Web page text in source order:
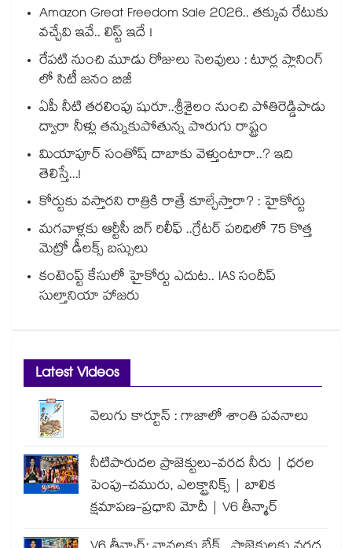
Amazon Great Freedom Sale 2026.. తక్కువ రేటుకు
వచ్చేవి ఇవే.. లిస్ట్ ఇదే !
రేపటి నుంచి మూడు రోజులు సెలవులు : టూర్ల ప్లానింగ్
లో సిటీ జనం బిజీ
ఏపీ నీటి తరలింపు షురూ..శ్రీశైలం నుంచి పోతిరెడ్డిపాడు
ద్వారా నీళ్లు తన్నుకుపోతున్న పొరుగు రాష్ట్రం
మియాపూర్ సంతోష్ దాబాకు వెళ్తుంటారా..? ఇది
తెలిస్తే...!
కోర్టుకు వస్తారని రాత్రికి రాత్రే కూల్చేస్తారా? : హైకోర్టు
మగవాళ్లకు ఆర్టీసీ బిగ్ రిలీఫ్ ..గ్రేటర్ పరిధిలో 75 కొత్త
మెట్రో డీలక్స్ బస్సులు
కంటెంప్ట్ కేసులో హైకోర్టు ఎదుట.. IAS సందీప్
సుల్తానియా హాజరు
Latest Videos
వెలుగు కార్టూన్ : గాజాలో శాంతి పవనాలు
నీటిపారుదల ప్రాజెక్టులు-వరద నీరు | ధరల
పెంపు-చమురు, ఎలక్ట్రానిక్స్ | బాలిక
క్షమాపణ-ప్రధాని మోదీ | V6 తీన్మార్